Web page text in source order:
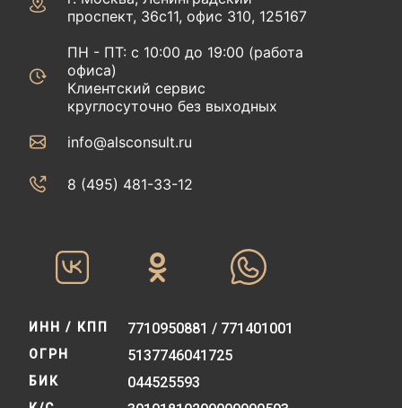
проспект, 36с11, офис 310, 125167
ПН - ПТ: с 10:00 до 19:00 (работа
офиса)
Клиентский сервис
круглосуточно без выходных
info@alsconsult.ru
8 (495) 481-33-12‬‬
ИНН / КПП 7710950881 / 771401001
ОГРН 5137746041725
БИК 044525593